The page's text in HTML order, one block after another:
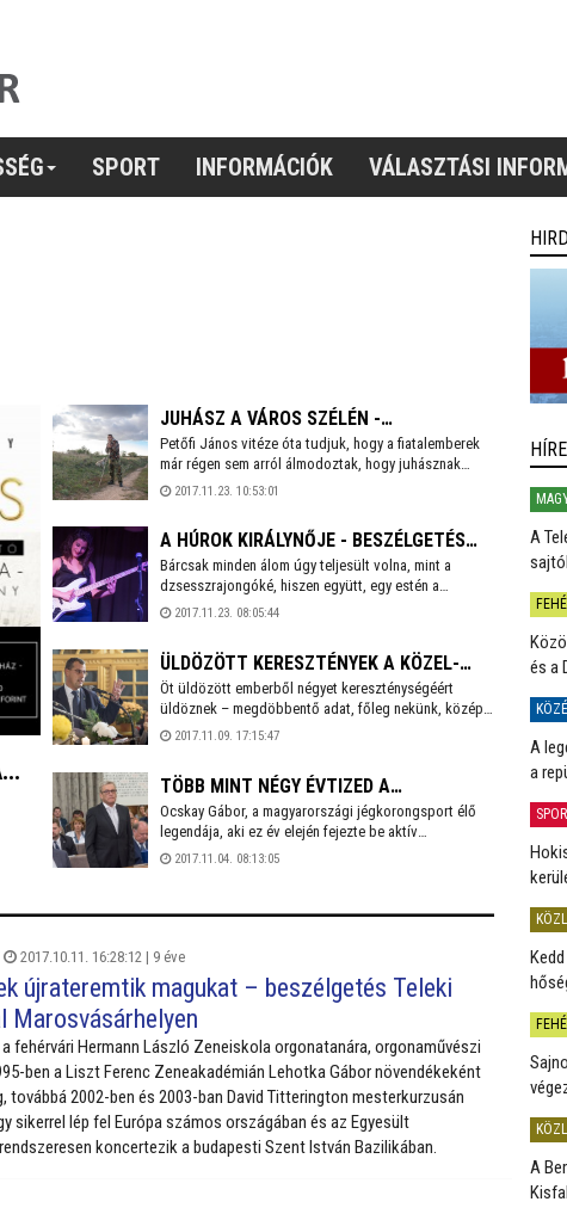
SPORT INFORMÁCIÓK VÁLASZTÁSI
JUHÁSZ A VÁROS SZÉLÉN -
BESZÉLGETÉS PAPP GERGŐVEL
Petőfi János vitéze óta tudjuk, hogy a fiatalemberek
már régen sem arról álmodoztak, hogy juhásznak
állnak, inkább vonzotta a képzeletet a patakban mosó
menedzsernek készül és gázszerelőt sem találni
széles e határban, szinte látomásba illő kép a város
határában birkáit legeltető juhászfiú.
2017.11.23. 10:53:01
A HÚROK KIRÁLYNŐJE - BESZÉLGETÉS
MUCK ÉVÁVAL
Bárcsak minden álom úgy teljesült volna, mint a
dzsesszrajongóké, hiszen együtt, egy estén a
Szabadművelődés Házában hallgathatták meg Muck
királynőjével.
2017.11.23. 08:05:44
ÜLDÖZÖTT KERESZTÉNYEK A KÖZEL-
KELETEN - INTERJÚ KÓTAI RÓBERT
TÁBORI LELKÉSSZEL
Öt üldözött emberből négyet kereszténységéért
üldöznek – megdöbbentő adat, főleg nekünk, közép-
európai, békében élő keresztényeknek. Kótai Róbert
ahol közvetlenül tapasztalhatta meg a közel-keleti
keresztények helyzetét.
2017.11.09. 17:15:47
TÖBB MINT NÉGY ÉVTIZED A
JÉGKORONG VILÁGÁBAN - INTERJÚ
OCSKAY GÁBORRAL
Ocskay Gábor, a magyarországi jégkorongsport élő
legendája, aki ez év elején fejezte be aktív
pályafutását a szakirányítás terén, és köszönt le a
Csicsója tette le a jégkorongsport alapjait, az itt
és a nemzetközi mezőnyben is. Munkásságáért a
2005-ös „Pro Civitate”díj után 2017-ben Díszpolgári
kitüntetést kapott.
2017.11.04. 08:13:05
2017.10.11. 16:28:12 | 9 éve
újrateremtik magukat – beszélgetés Teleki
Marosvásárhelyen
fehérvári Hermann László Zeneiskola orgonatanára, orgonaművészi
ben a Liszt Ferenc Zeneakadémián Lehotka Gábor növendékeként
továbbá 2002-ben és 2003-ban David Titterington mesterkurzusán
sikerrel lép fel Európa számos országában és az Egyesült
koncertezik a budapesti Szent István Bazilikában.
A
és a
A
a
A